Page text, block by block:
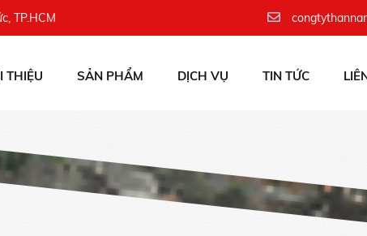
TP.HCM
THIỆU SẢN PHẨM DỊCH VỤ TIN TỨC